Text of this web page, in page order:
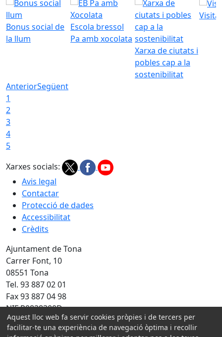
Bonus social de
la llum
Escola bressol
Pa amb xocolata
Xarxa de ciutats i
pobles cap a la
sostenibilitat
Visita
AnteriorSegüent
1
2
3
4
5
Xarxes socials:
Avis legal
Contactar
Protecció de dades
Accessibilitat
Crèdits
Ajuntament de Tona
Carrer Font, 10
08551 Tona
Tel. 93 887 02 01
Fax 93 887 04 98
NIF P0828300D
Amb la col·laboració de:
Aquest lloc web fa servir cookies pròpies i de tercers per
facilitar-te una experiència de navegació òptima i recollir